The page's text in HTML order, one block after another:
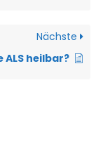
Nächste
ALS heilbar?